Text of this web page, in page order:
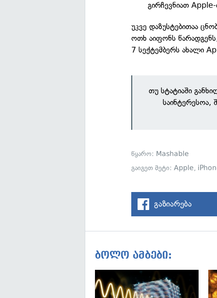
გირჩევნიათ
უკვე დაზუსტებითაა
ოთხ აიფონს
7 სექტემბერს ახალი
თუ სტატიაში
საინტერესოა,
წყარო: Mashable
გაიგეთ მეტი:Apple,
გაზიარება
ბოლო ამბები: